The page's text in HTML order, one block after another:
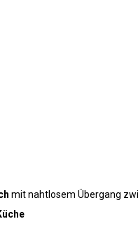
mit nahtlosem Übergang